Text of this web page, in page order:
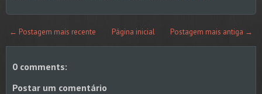
← Postagem mais recente Postagem mais antiga →
Página inicial
0 comments:
Postar um comentário